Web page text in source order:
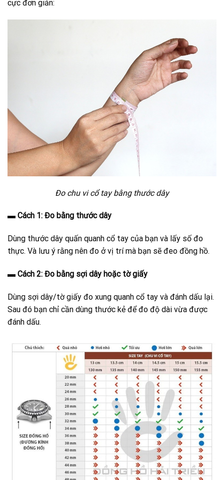
cực đơn giản:
Đo chu vi cổ tay bằng thước dây
▬ Cách 1: Đo bằng thước dây
Dùng thước dây quấn quanh cổ tay của bạn và lấy số đo
thực. Và lưu ý rằng nên đo ở vị trí mà bạn sẽ đeo đồng hồ.
▬ Cách 2: Đo bằng sợi dây hoặc tờ giấy
Dùng sợi dây/tờ giấy đo xung quanh cổ tay và đánh dấu lại.
Sau đó bạn chỉ cần dùng thước kẻ để đo độ dài vừa được
đánh dấu.